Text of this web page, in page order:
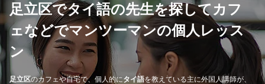
足立区でタイ語の先生を探してカフ
ェなどでマンツーマンの個人レッス
ン
足立区のカフェや自宅で、個人的にタイ語を教えている主に外国人講師が、